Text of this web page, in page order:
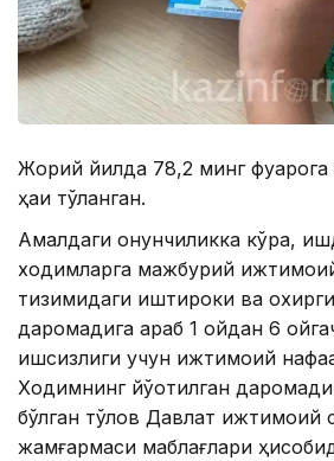
Жорий йилда 78,2 минг
ҳақи тўланган.
Амалдаги қонунчиликка кўра,
ходимларга мажбурий
тизимидаги иштироки ва
даромадига қараб 1 ойдан 6
ишсизлиги учун ижтимоий
Ходимнинг йўқотилган
бўлган тўлов Давлат ижтимоий
жамғармаси маблағлари